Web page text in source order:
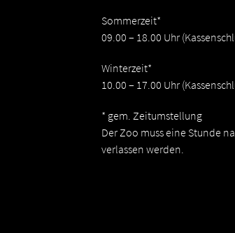
Sommerzeit*
09.00 – 18.00 Uhr
Winterzeit*
10.00 – 17.00 Uhr
* gem. Zeitumstellung
Der Zoo muss eine Stunde
verlassen werden.